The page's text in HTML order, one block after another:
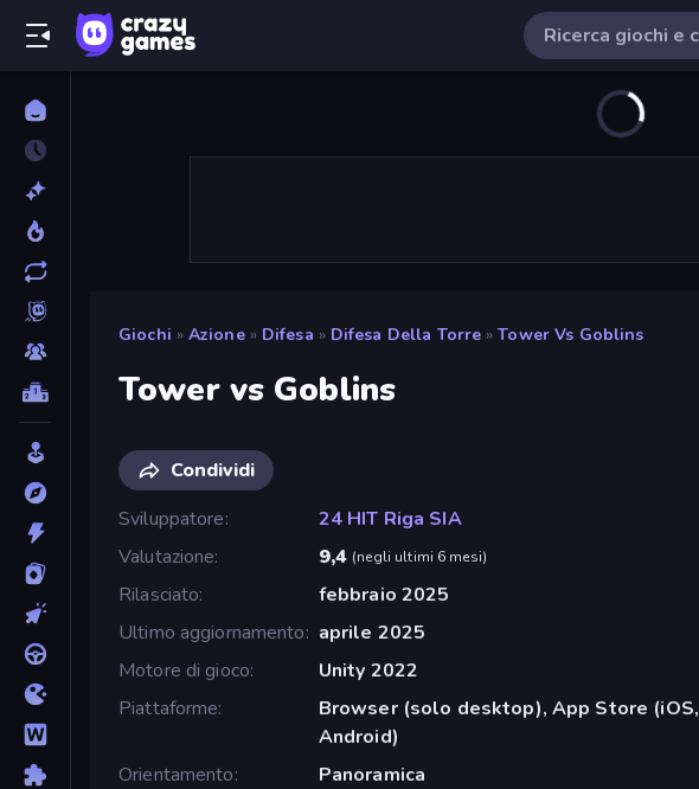
Giochi » Azione » Difesa » Difesa Della Torre » Tower Vs Goblins
Tower vs Goblins
Condividi
Sviluppatore
24 HIT Riga SIA
Valutazione
9,4 (negli ultimi 6 mesi)
Rilasciato
febbraio 2025
Ultimo aggiornamento
aprile 2025
Motore di gioco
Unity 2022
Piattaforme
Browser (solo desktop), App Store (iOS,
Android)
Orientamento
Panoramica